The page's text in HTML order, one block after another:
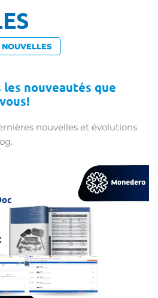
nouveautés que
nouvelles et évolutions